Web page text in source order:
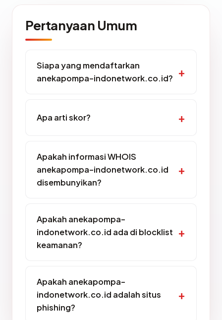
Pertanyaan Umum
Siapa yang mendaftarkan
anekapompa-indonetwork.co.id?
Apa arti skor?
Apakah informasi WHOIS
anekapompa-indonetwork.co.id
disembunyikan?
Apakah anekapompa-
indonetwork.co.id ada di blocklist
keamanan?
Apakah anekapompa-
indonetwork.co.id adalah situs
phishing?